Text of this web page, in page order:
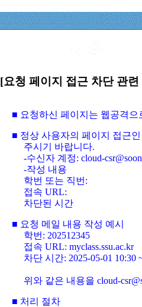
[요청 페이지 접근 차단 관
■ 요청하신 페이지는 웹공격
■ 정상 사용자의 페이지 접근
주시기 바랍니다.
-수신자 계정: cloud-
-작성 내용
학번 또는 직번:
접속 URL:
차단된 시간
■ 요청 메일 내용 작성 예시
학번: 202512345
접속 URL: myclass.ssu.ac.kr
차단 시간: 2025-05-01 10:30
위와 같은 내용을 cloud-
■ 처리 절차